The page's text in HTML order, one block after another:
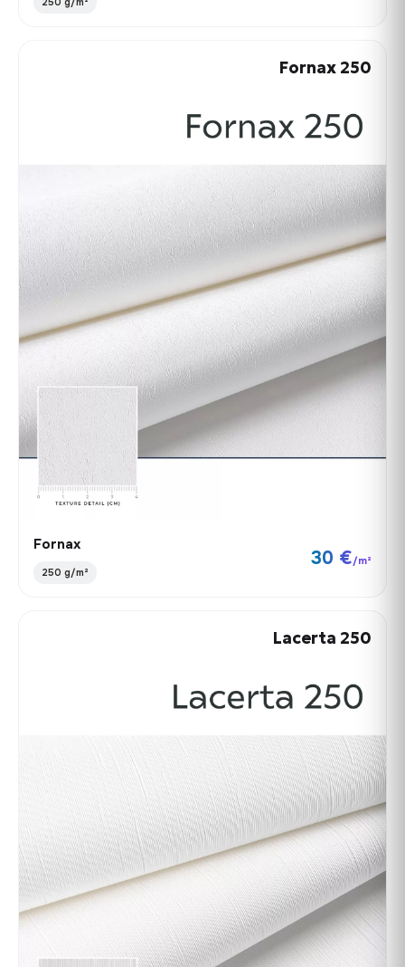
Fornax 250
Fornax
250 g/m²
30 €/m²
Lacerta 250